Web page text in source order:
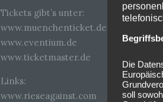
Tickets gibt’s unter:
www.muenchenticket.de
www.eventium.de
www.ticketmaster.de
Links:
www.rieseagainst.com
Die
soll